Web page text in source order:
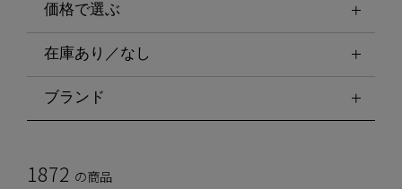
価格で選ぶ
在庫あり／なし
ブランド
1872 の商品